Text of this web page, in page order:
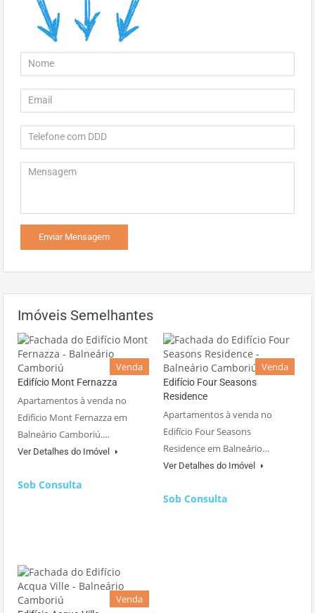
Imóveis Semelhantes
Venda
Edifício Mont Fernazza
Apartamentos à venda no
Edifício Mont Fernazza em
Balneário Camboriú.…
Ver Detalhes do Imóvel
Sob Consulta
Venda
Edifício Four Seasons
Residence
Apartamentos à venda no
Edifício Four Seasons
Residence em Balneário…
Ver Detalhes do Imóvel
Sob Consulta
Venda